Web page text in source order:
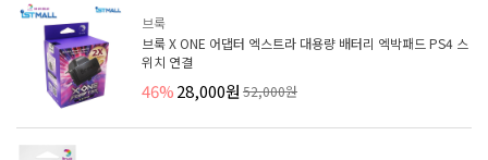
브룩
브룩 X ONE 어댑터 엑스트라 대용량 배터리 엑박패드 PS4 스
위치 연결
46%28,000원 52,000원